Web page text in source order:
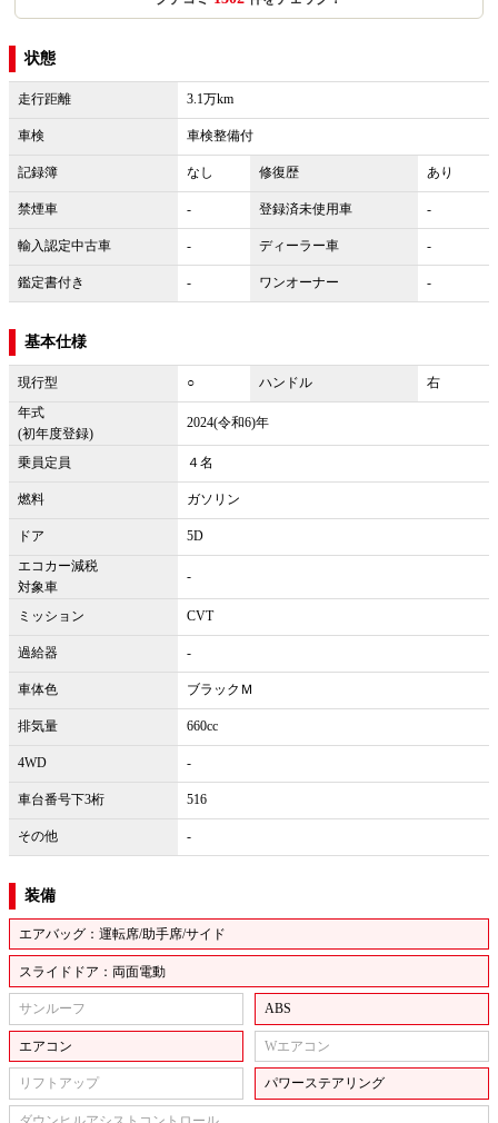
状態
走行距離 3.1万km
車検 車検整備付
記録簿 なし 修復歴 あり
禁煙車 - 登録済未使用車 -
輸入認定中古車 - ディーラー車 -
鑑定書付き - ワンオーナー -
基本仕様
現行型 ○ ハンドル
右
年式
(初年度登録)
2024(令和6)年
乗員定員 ４名
燃料 ガソリン
ドア
5D
エコカー減税
対象車
-
ミッション CVT
過給器 -
車体色 ブラックＭ
排気量 660cc
4WD -
車台番号下3桁 516
その他 -
装備
エアバッグ：運転席/助手席/サイド
スライドドア：両面電動
サンルーフ ABS
エアコン Wエアコン
リフトアップ パワーステアリング